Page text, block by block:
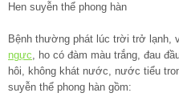
Hen suyễn thể phong hàn
Bệnh thường phát lúc trời trở lạnh,
ngực, ho có đàm màu trắng, đau
hôi, không khát nước, nước tiểu
suyễn thể phong hàn gồm: